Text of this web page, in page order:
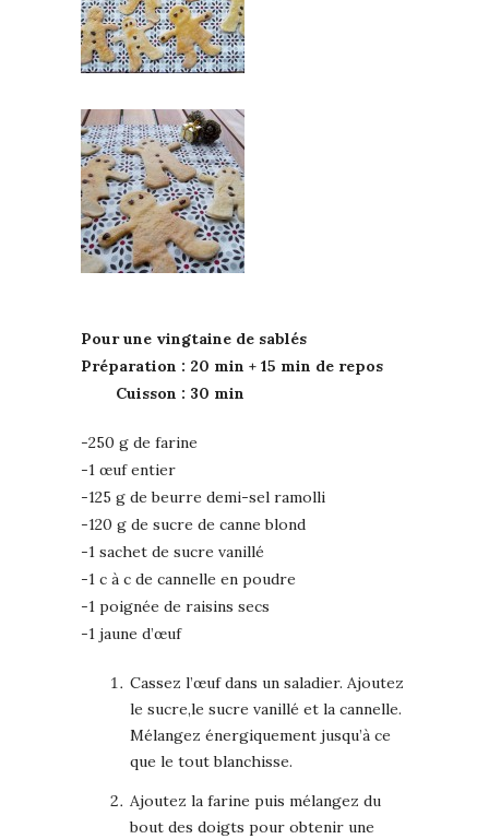
Pour une vingtaine de sablés
Préparation : 20 min + 15 min de repos
Cuisson : 30 min
-250 g de farine
-1 œuf entier
-125 g de beurre demi-sel ramolli
-120 g de sucre de canne blond
-1 sachet de sucre vanillé
-1 c à c de cannelle en poudre
-1 poignée de raisins secs
-1 jaune d’œuf
Cassez l’œuf dans un saladier. Ajoutez
le sucre,le sucre vanillé et la cannelle.
Mélangez énergiquement jusqu’à ce
que le tout blanchisse.
Ajoutez la farine puis mélangez du
bout des doigts pour obtenir une